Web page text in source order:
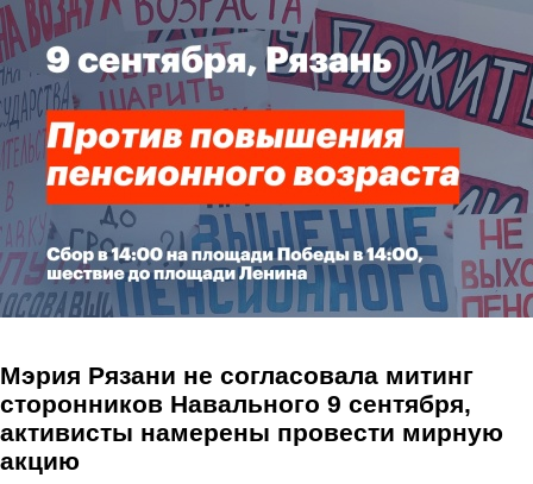
Перейти к основному содержанию
Мэрия Рязани не согласовала митинг
сторонников Навального 9 сентября,
активисты намерены провести мирную
акцию